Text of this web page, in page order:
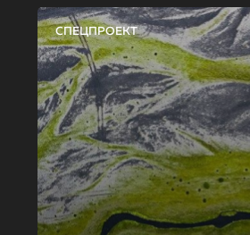
СПЕЦПРОЕКТ